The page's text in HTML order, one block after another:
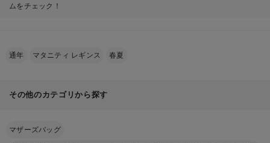
ムをチェック！
通年 マタニティ レギンス 春夏
その他のカテゴリから探す
マザーズバッグ